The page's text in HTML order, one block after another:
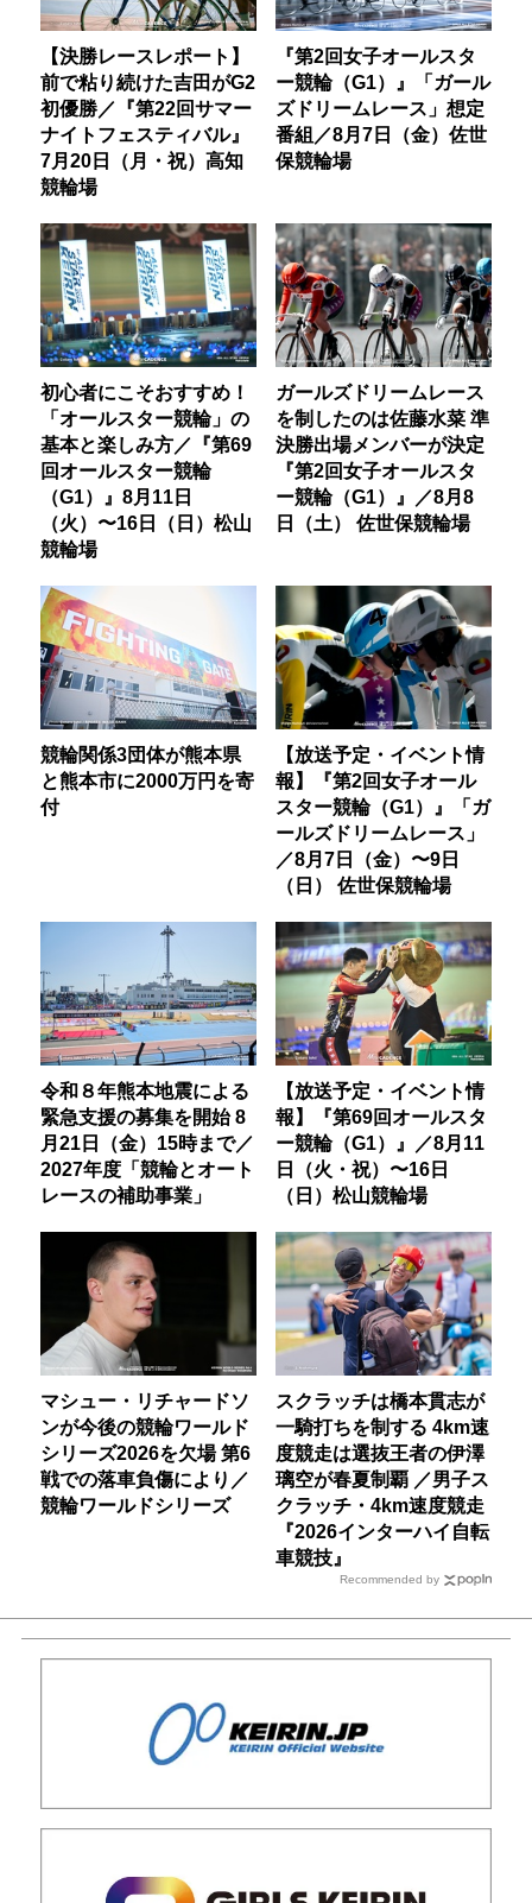
【決勝レースレポート】
前で粘り続けた吉田がG2
初優勝／『第22回サマー
ナイトフェスティバル』
7月20日（月・祝）高知
競輪場
『第2回女子オールスタ
ー競輪（G1）』「ガール
ズドリームレース」想定
番組／8月7日（金）佐世
保競輪場
初心者にこそおすすめ！
「オールスター競輪」の
基本と楽しみ方／『第69
回オールスター競輪
（G1）』8月11日
（火）〜16日（日）松山
競輪場
ガールズドリームレース
を制したのは佐藤水菜 準
決勝出場メンバーが決定
『第2回女子オールスタ
ー競輪（G1）』／8月8
日（土） 佐世保競輪場
競輪関係3団体が熊本県
と熊本市に2000万円を寄
付
【放送予定・イベント情
報】『第2回女子オール
スター競輪（G1）』「ガ
ールズドリームレース」
／8月7日（金）〜9日
（日） 佐世保競輪場
令和８年熊本地震による
緊急支援の募集を開始 8
月21日（金）15時まで／
2027年度「競輪とオート
レースの補助事業」
【放送予定・イベント情
報】『第69回オールスタ
ー競輪（G1）』／8月11
日（火・祝）〜16日
（日）松山競輪場
マシュー・リチャードソ
ンが今後の競輪ワールド
シリーズ2026を欠場 第6
戦での落車負傷により／
競輪ワールドシリーズ
スクラッチは橋本貫志が
一騎打ちを制する 4km速
度競走は選抜王者の伊澤
璃空が春夏制覇 ／男子ス
クラッチ・4km速度競走
『2026インターハイ自転
車競技』
Recommended by